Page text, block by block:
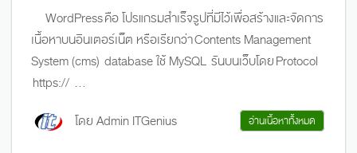
WordPress คือ โปรแกรมสำเร็จรูปที่มีไว้เพื่อสร้างและจัดการ
เนื้อหาบนอินเตอร์เน็ต หรือเรียกว่า Contents Management
System (cms) database ใช้ MySQL รันบนเว็บโดย Protocol
https:// ...
โดย Admin ITGenius อ่านเนื้อหาทั้งหมด